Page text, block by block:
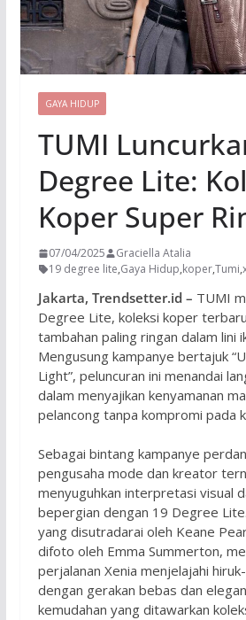
GAYA HIDUP
TUMI
Degree Lite:
Koper Super
07/04/2025
Graciella Atalia
19 degree lite,Gaya Hidup,koper,Tumi,
Jakarta, Trendsetter.id – TUMI
Degree Lite, koleksi koper
tambahan paling ringan dalam lini
Mengusung kampanye bertajuk
Light”, peluncuran ini menandai
dalam menyajikan kenyamanan
pelancong tanpa kompromi pada
Sebagai bintang kampanye
pengusaha mode dan kreator
menyuguhkan interpretasi visual
bepergian dengan 19 Degree
yang disutradarai oleh Keane
difoto oleh Emma Summerton,
perjalanan Xenia menjelajahi
dengan gerakan bebas dan
kemudahan yang ditawarkan